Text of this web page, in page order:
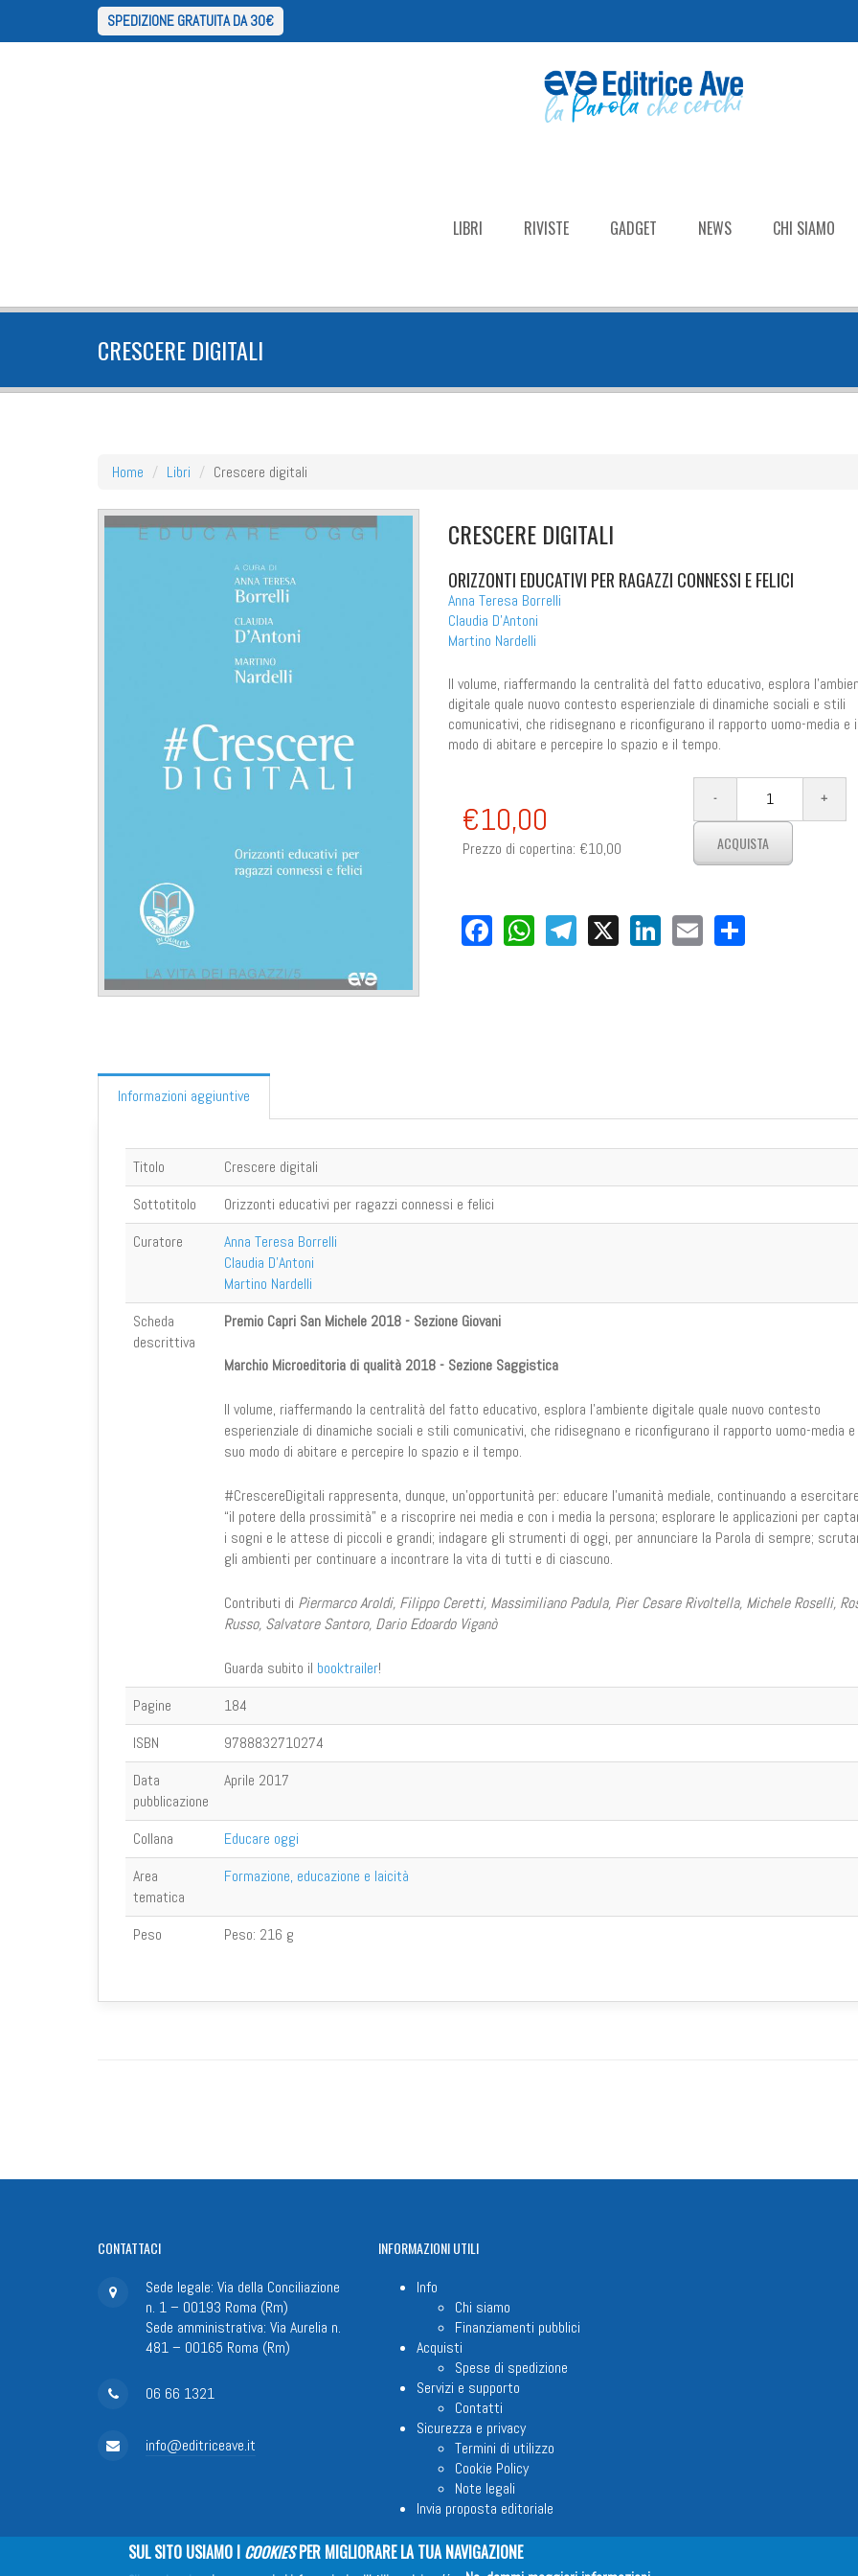
SPEDIZIONE GRATUITA DA 30€
LIBRI RIVISTE GADGET NEWS CHI SIAMO
CRESCERE DIGITALI
Home Libri Crescere digitali
CRESCERE DIGITALI
ORIZZONTI EDUCATIVI PER RAGAZZI CONNESSI E FELICI
Anna Teresa Borrelli
Claudia D'Antoni
Martino Nardelli
Il volume, riaffermando la centralità del fatto educativo, esplora
digitale quale nuovo contesto esperienziale di dinamiche sociali e stili
comunicativi, che ridisegnano e riconfigurano il rapporto uomo-media e
modo di abitare e percepire lo spazio e il tempo.
€10,00
Prezzo di copertina: €10,00
Facebook
WhatsApp
Telegram
X LinkedIn
EmailShare
Informazioni aggiuntive
Titolo
Crescere digitali
Sottotitolo
Orizzonti educativi per ragazzi connessi e felici
Curatore
Anna Teresa Borrelli
Claudia D'Antoni
Martino Nardelli
Scheda
descrittiva
Premio Capri San Michele 2018 - Sezione Giovani
Marchio Microeditoria di qualità 2018 - Sezione Saggistica
Il volume, riaffermando la centralità del fatto educativo, esplora l’ambiente digitale quale nuovo contesto
esperienziale di dinamiche sociali e stili comunicativi, che ridisegnano e riconfigurano il rapporto uomo-media e
suo modo di abitare e percepire lo spazio e il tempo.
#CrescereDigitali rappresenta, dunque, un’opportunità per: educare l’umanità mediale, continuando a esercitare
“il potere della prossimità” e a riscoprire nei media e con i media la persona; esplorare le applicazioni per
i sogni e le attese di piccoli e grandi; indagare gli strumenti di oggi, per annunciare la Parola di sempre;
gli ambienti per continuare a incontrare la vita di tutti e di ciascuno.
Contributi di Piermarco Aroldi, Filippo Ceretti, Massimiliano Padula, Pier Cesare Rivoltella, Michele Roselli,
Russo, Salvatore Santoro, Dario Edoardo Viganò
Guarda subito il booktrailer!
Pagine
184
ISBN
9788832710274
Data
pubblicazione
Aprile 2017
Collana
Educare oggi
Area
tematica
Formazione, educazione e laicità
Peso Peso: 216 g
CONTATTACI
Sede legale: Via della Conciliazione
n. 1 – 00193 Roma (Rm)
Sede amministrativa: Via Aurelia n.
481 – 00165 Roma (Rm)
06 66 1321
info@editriceave.it
INFORMAZIONIUTILI
Info
Chi siamo
Finanziamenti pubblici
Acquisti
Spese di spedizione
Servizi e supporto
Contatti
Sicurezza e privacy
Termini di utilizzo
Cookie Policy
Note legali
Invia proposta editoriale
SUL SITO USIAMO I COOKIESPER MIGLIORARE LA TUA NAVIGAZIONE